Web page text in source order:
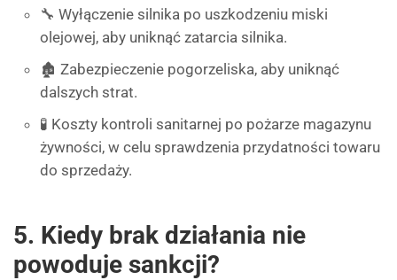
🔧 Wyłączenie silnika po uszkodzeniu miski
olejowej, aby uniknąć zatarcia silnika.
🏚 Zabezpieczenie pogorzeliska, aby uniknąć
dalszych strat.
🧪 Koszty kontroli sanitarnej po pożarze magazynu
żywności, w celu sprawdzenia przydatności towaru
do sprzedaży.
5. Kiedy brak działania nie
powoduje sankcji?